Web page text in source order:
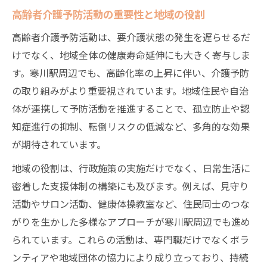
高齢者介護予防活動の重要性と地域の役割
高齢者介護予防活動は、要介護状態の発生を遅らせるだ
けでなく、地域全体の健康寿命延伸にも大きく寄与しま
す。寒川駅周辺でも、高齢化率の上昇に伴い、介護予防
の取り組みがより重要視されています。地域住民や自治
体が連携して予防活動を推進することで、孤立防止や認
知症進行の抑制、転倒リスクの低減など、多角的な効果
が期待されています。
地域の役割は、行政施策の実施だけでなく、日常生活に
密着した支援体制の構築にも及びます。例えば、見守り
活動やサロン活動、健康体操教室など、住民同士のつな
がりを生かした多様なアプローチが寒川駅周辺でも進め
られています。これらの活動は、専門職だけでなくボラ
ンティアや地域団体の協力により成り立っており、持続